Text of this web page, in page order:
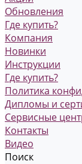
Обновления
Где купить?
Компания
Новинки
Инструкции
Где купить?
Политика
Дипломы и
Сервисные
Контакты
Видео
Поиск